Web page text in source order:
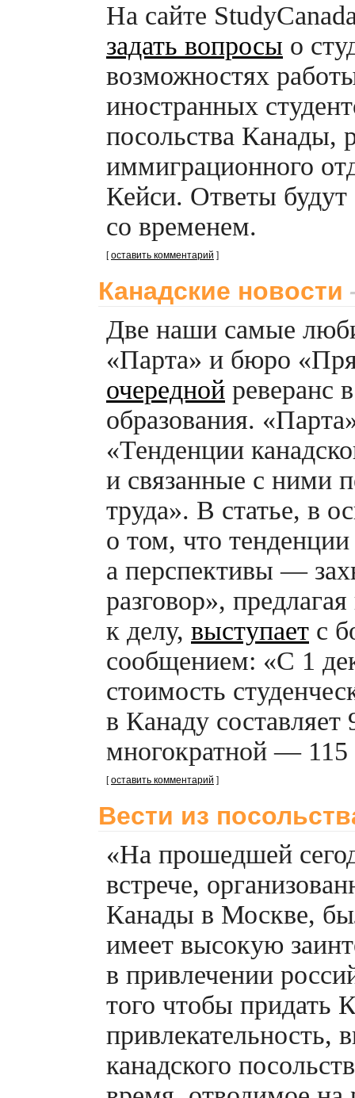
На сайте
задать вопросы о
возможностях
иностранных
посольства Канады,
иммиграционного
Кейси. Ответы будут
со временем.
[оставить комментарий ]
Канадские новости
Две наши самые
«Парта» и бюро
очередной реверанс
образования.
«Тенденции
и связанные с ними
труда». В статье, в
о том, что
а перспективы —
разговор»,
к делу, выступает с
сообщением: «С 1
стоимость
в Канаду
многократной —
[оставить комментарий ]
Вести из
«На прошедшей
встрече,
Канады в Москве,
имеет высокую
в привлечении
того чтобы придать
привлекательность,
канадского